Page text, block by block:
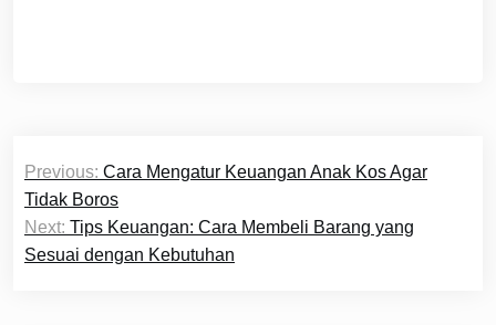
Post
navigation
Previous: Cara Mengatur Keuangan Anak Kos Agar
Tidak Boros
Next: Tips Keuangan: Cara Membeli Barang yang
Sesuai dengan Kebutuhan